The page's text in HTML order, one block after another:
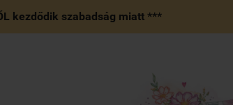
kezdődik szabadság miatt ***